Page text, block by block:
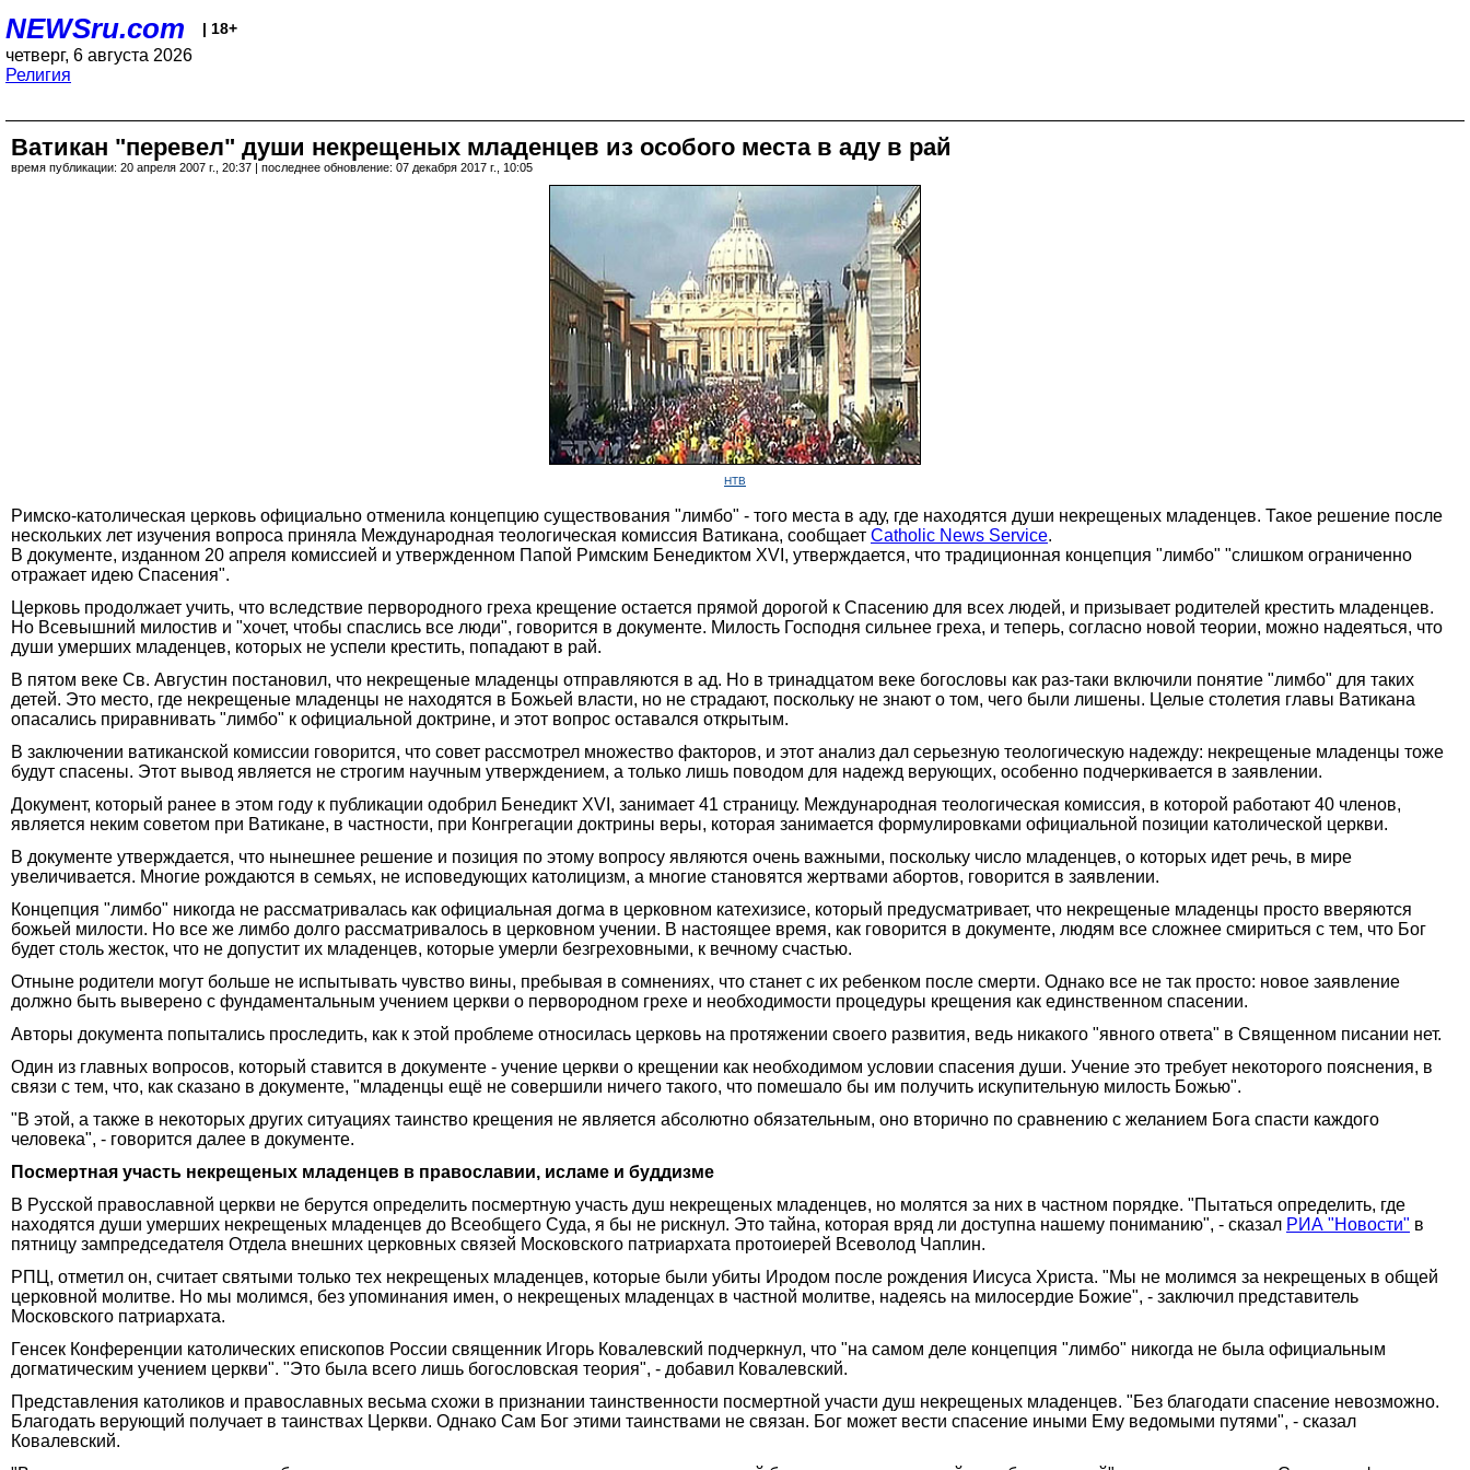
NEWSru.com | 18+
четверг, 6 августа 2026
Религия
Ватикан "перевел" души некрещеных младенцев из особого места в аду в рай
время публикации: 20 апреля 2007 г., 20:37 | последнее обновление: 07 декабря 2017 г., 10:05
НТВ
Римско-католическая церковь официально отменила концепцию существования "лимбо" - того места в аду, где находятся души некрещеных младенцев. Такое решение после
нескольких лет изучения вопроса приняла Международная теологическая комиссия Ватикана, сообщает Catholic News Service.
В документе, изданном 20 апреля комиссией и утвержденном Папой Римским Бенедиктом XVI, утверждается, что традиционная концепция "лимбо" "слишком ограниченно
отражает идею Спасения".
Церковь продолжает учить, что вследствие первородного греха крещение остается прямой дорогой к Спасению для всех людей, и призывает родителей крестить младенцев.
Но Всевышний милостив и "хочет, чтобы спаслись все люди", говорится в документе. Милость Господня сильнее греха, и теперь, согласно новой теории, можно надеяться, что
души умерших младенцев, которых не успели крестить, попадают в рай.
В пятом веке Св. Августин постановил, что некрещеные младенцы отправляются в ад. Но в тринадцатом веке богословы как раз-таки включили понятие "лимбо" для таких
детей. Это место, где некрещеные младенцы не находятся в Божьей власти, но не страдают, поскольку не знают о том, чего были лишены. Целые столетия главы Ватикана
опасались приравнивать "лимбо" к официальной доктрине, и этот вопрос оставался открытым.
В заключении ватиканской комиссии говорится, что совет рассмотрел множество факторов, и этот анализ дал серьезную теологическую надежду: некрещеные младенцы тоже
будут спасены. Этот вывод является не строгим научным утверждением, а только лишь поводом для надежд верующих, особенно подчеркивается в заявлении.
Документ, который ранее в этом году к публикации одобрил Бенедикт XVI, занимает 41 страницу. Международная теологическая комиссия, в которой работают 40 членов,
является неким советом при Ватикане, в частности, при Конгрегации доктрины веры, которая занимается формулировками официальной позиции католической церкви.
В документе утверждается, что нынешнее решение и позиция по этому вопросу являются очень важными, поскольку число младенцев, о которых идет речь, в мире
увеличивается. Многие рождаются в семьях, не исповедующих католицизм, а многие становятся жертвами абортов, говорится в заявлении.
Концепция "лимбо" никогда не рассматривалась как официальная догма в церковном катехизисе, который предусматривает, что некрещеные младенцы просто вверяются
божьей милости. Но все же лимбо долго рассматривалось в церковном учении. В настоящее время, как говорится в документе, людям все сложнее смириться с тем, что Бог
будет столь жесток, что не допустит их младенцев, которые умерли безгреховными, к вечному счастью.
Отныне родители могут больше не испытывать чувство вины, пребывая в сомнениях, что станет с их ребенком после смерти. Однако все не так просто: новое заявление
должно быть выверено с фундаментальным учением церкви о первородном грехе и необходимости процедуры крещения как единственном спасении.
Авторы документа попытались проследить, как к этой проблеме относилась церковь на протяжении своего развития, ведь никакого "явного ответа" в Священном писании нет.
Один из главных вопросов, который ставится в документе - учение церкви о крещении как необходимом условии спасения души. Учение это требует некоторого пояснения, в
связи с тем, что, как сказано в документе, "младенцы ещё не совершили ничего такого, что помешало бы им получить искупительную милость Божью".
"В этой, а также в некоторых других ситуациях таинство крещения не является абсолютно обязательным, оно вторично по сравнению с желанием Бога спасти каждого
человека", - говорится далее в документе.
Посмертная участь некрещеных младенцев в православии, исламе и буддизме
В Русской православной церкви не берутся определить посмертную участь душ некрещеных младенцев, но молятся за них в частном порядке. "Пытаться определить, где
находятся души умерших некрещеных младенцев до Всеобщего Суда, я бы не рискнул. Это тайна, которая вряд ли доступна нашему пониманию", - сказал РИА "Новости" в
пятницу зампредседателя Отдела внешних церковных связей Московского патриархата протоиерей Всеволод Чаплин.
РПЦ, отметил он, считает святыми только тех некрещеных младенцев, которые были убиты Иродом после рождения Иисуса Христа. "Мы не молимся за некрещеных в общей
церковной молитве. Но мы молимся, без упоминания имен, о некрещеных младенцах в частной молитве, надеясь на милосердие Божие", - заключил представитель
Московского патриархата.
Генсек Конференции католических епископов России священник Игорь Ковалевский подчеркнул, что "на самом деле концепция "лимбо" никогда не была официальным
догматическим учением церкви". "Это была всего лишь богословская теория", - добавил Ковалевский.
Представления католиков и православных весьма схожи в признании таинственности посмертной участи душ некрещеных младенцев. "Без благодати спасение невозможно.
Благодать верующий получает в таинствах Церкви. Однако Сам Бог этими таинствами не связан. Бог может вести спасение иными Ему ведомыми путями", - сказал
Ковалевский.